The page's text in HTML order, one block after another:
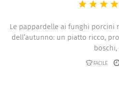
Le pappardelle ai funghi porcini
dell’autunno: un piatto ricco,
boschi,
FACILE